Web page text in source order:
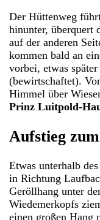
Der Hüttenweg
hinunter, überquert
auf der anderen
kommen bald an
vorbei, etwas
(bewirtschaftet).
Himmel über
Prinz Luitpold-
Aufstieg
Etwas unterhalb
in Richtung
Geröllhang unter
Wiedemerkopfs
einen großen Hang